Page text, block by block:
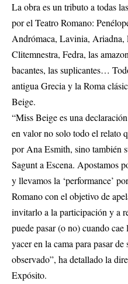
La obra es un tributo a todas
por el Teatro Romano:
Andrómaca, Lavinia, Ariadna,
Clitemnestra, Fedra, las
bacantes, las suplicantes…
antigua Grecia y la Roma
Beige.
“Miss Beige es una
en valor no solo todo el relato
por Ana Esmith, sino también
Sagunt a Escena. Apostamos
y llevamos la ‘performance’
Romano con el objetivo de
invitarlo a la participación y a
puede pasar (o no) cuando
yacer en la cama para pasar
observado”, ha detallado la
Expósito.